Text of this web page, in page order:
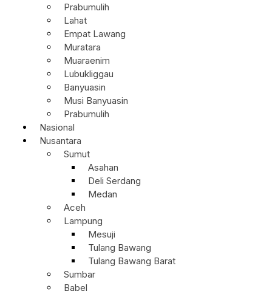
Prabumulih
Lahat
Empat Lawang
Muratara
Muaraenim
Lubukliggau
Banyuasin
Musi Banyuasin
Prabumulih
Nasional
Nusantara
Sumut
Asahan
Deli Serdang
Medan
Aceh
Lampung
Mesuji
Tulang Bawang
Tulang Bawang Barat
Sumbar
Babel